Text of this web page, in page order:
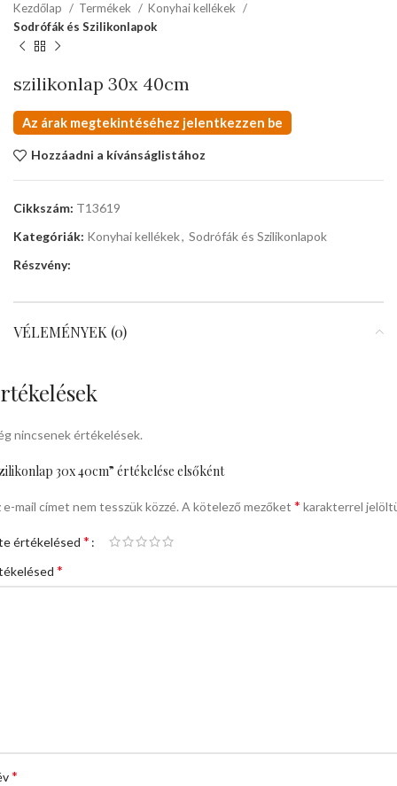
Kezdőlap Termékek
Konyhai kellékek
Sodrófák és Szilikonlapok
szilikonlap 30x 40cm
Az árak megtekintéséhez jelentkezzen be
Hozzáadni a kívánságlistához
Cikkszám: T13619
Kategóriák: Konyhai kellékek, Sodrófák és Szilikonlapok
Részvény:
VÉLEMÉNYEK (0)
nincsenek értékelések.
30x 40cm” értékelése elsőként
e-mail címet nem tesszük közzé. A kötelező mezőket * karakterrel
értékelésed *
*
*